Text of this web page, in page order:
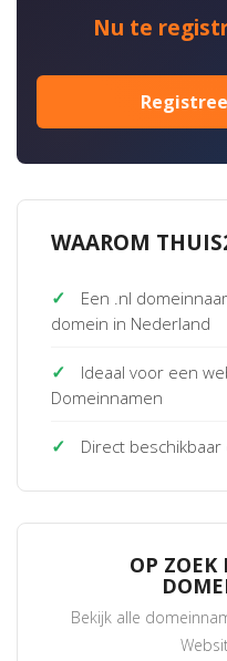
Nu te
WAAROM
✓
Een .nl
domein in Nederland
✓
Ideaal voor een
Domeinnamen
✓ Direct
OP ZOEK
Bekijk alle